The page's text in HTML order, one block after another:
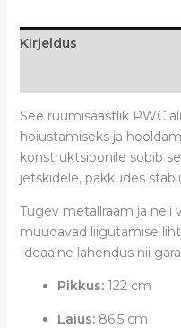
Kirjeldus
See ruumisäästlik PWC
hoiustamiseks ja
konstruktsioonile sobib
jetskidele, pakkudes
Tugev metallraam ja neli
muudavad liigutamise
Ideaalne lahendus nii
Pikkus:122 cm
Laius:86,5 cm